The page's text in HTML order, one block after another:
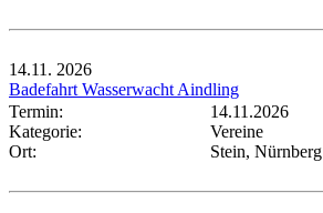
14.11. 2026
Badefahrt Wasserwacht Aindling
Termin:
14.11.2026
Kategorie:
Vereine
Ort:
Stein, Nürnberg